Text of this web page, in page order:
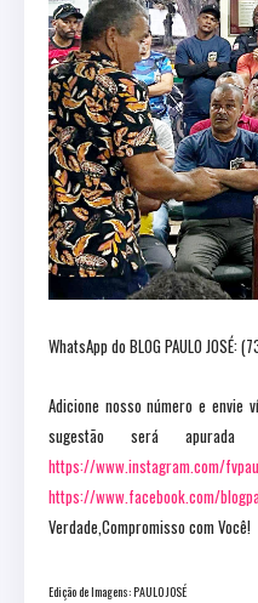
WhatsApp do BLOG PAULO JOSÉ:
Adicione nosso número e envie
sugestão será
https://www.instagram.com/
https://www.facebook.com/
Verdade,Compromisso com Você!
Edição de Imagens: PAULO JOSÉ